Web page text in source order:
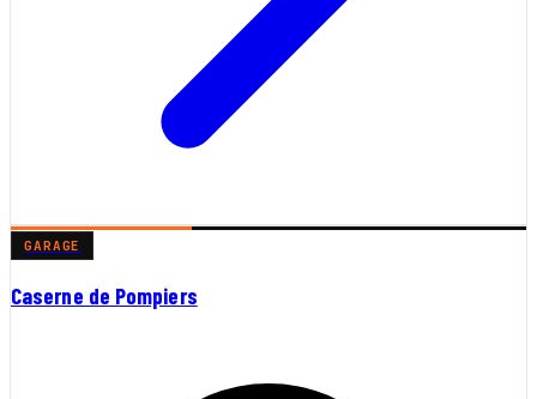
GARAGE
Caserne de Pompiers